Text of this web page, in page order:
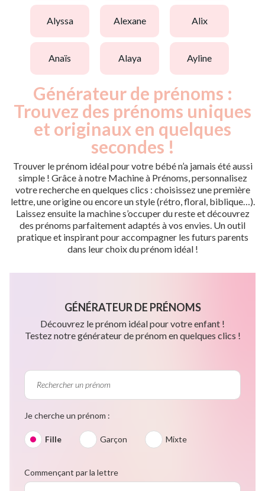
alyssa alexane alix
anaïs alaya ayline
Générateur de prénoms :
Trouvez des prénoms uniques
et originaux en quelques
secondes !
Trouver le prénom idéal pour votre bébé n’a jamais été aussi
simple ! Grâce à notre Machine à Prénoms, personnalisez
votre recherche en quelques clics : choisissez une première
lettre, une origine ou encore un style (rétro, floral, biblique…).
Laissez ensuite la machine s’occuper du reste et découvrez
des prénoms parfaitement adaptés à vos envies. Un outil
pratique et inspirant pour accompagner les futurs parents
dans leur choix du prénom idéal !
GÉNÉRATEUR DE PRÉNOMS
Découvrez le prénom idéal pour votre enfant !
Testez notre générateur de prénom en quelques clics !
Je cherche un prénom :
Fille Garçon Mixte
Commençant par la lettre